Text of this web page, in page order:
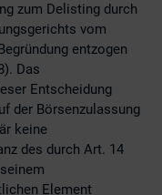
zum Delisting durch
vom
entzogen
Das
Entscheidung
der Börsenzulassung
keine
des durch Art. 14
Element